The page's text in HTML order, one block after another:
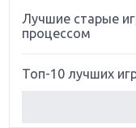
Лучшие старые
процессом
Топ-10 лучших